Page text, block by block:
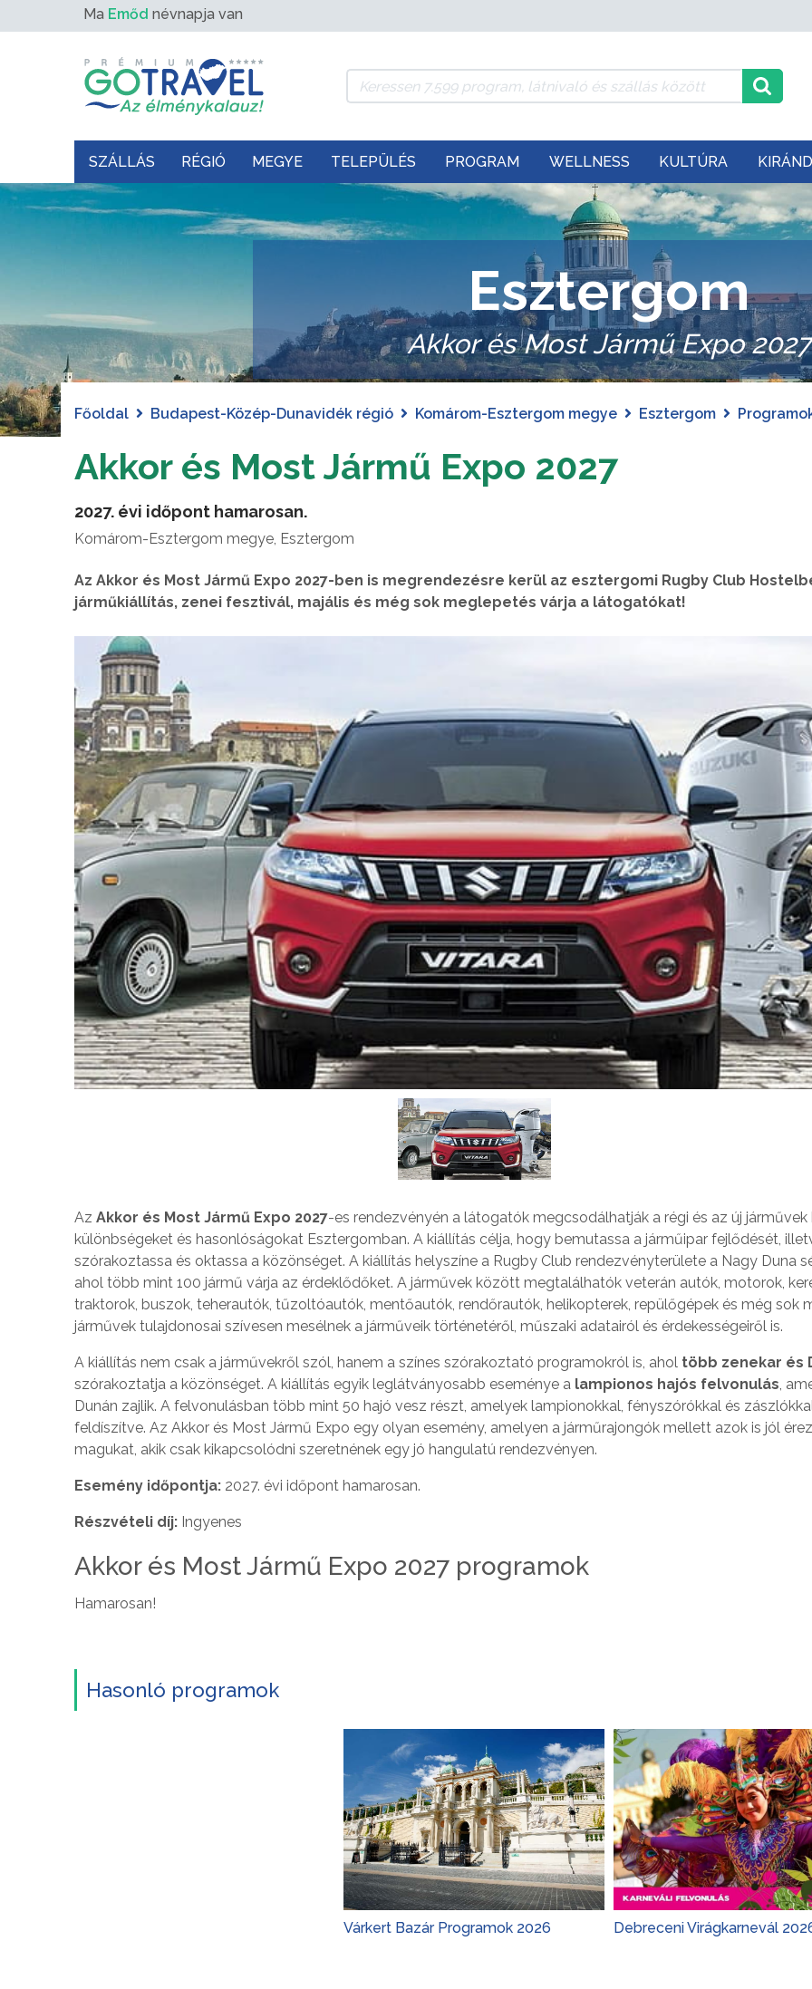
Ma Emőd névnapja van
SZÁLLÁS RÉGIÓ MEGYE TELEPÜLÉS PROGRAM WELLNESS KULTÚRA
Esztergom
Akkor és Most Jármű Expo 2027
Főoldal Budapest-Közép-Dunavidék régió Komárom-Esztergom megye Esztergom
Akkor és Most Jármű Expo 2027
2027. évi időpont hamarosan.
Komárom-Esztergom megye, Esztergom
Az Akkor és Most Jármű Expo 2027-ben is megrendezésre kerül az esztergomi Rugby Club
járműkiállítás, zenei fesztivál, majális és még sok meglepetés várja a látogatókat!
Az Akkor és Most Jármű Expo 2027-es rendezvényén a látogatók megcsodálhatják a régi és az új
különbségeket és hasonlóságokat Esztergomban. A kiállítás célja, hogy bemutassa a járműipar fejlődését,
szórakoztassa és oktassa a közönséget. A kiállítás helyszíne a Rugby Club rendezvényterülete a Nagy Duna
ahol több mint 100 jármű várja az érdeklődőket. A járművek között megtalálhatók veterán autók, motorok,
traktorok, buszok, teherautók, tűzoltóautók, mentőautók, rendőrautók, helikopterek, repülőgépek és még sok
járművek tulajdonosai szívesen mesélnek a járműveik történetéről, műszaki adatairól és érdekességeiről is.
A kiállítás nem csak a járművekről szól, hanem a színes szórakoztató programokról is, ahol több zenekar és
szórakoztatja a közönséget. A kiállítás egyik leglátványosabb eseménye a lampionos hajós felvonulás,
Dunán zajlik. A felvonulásban több mint 50 hajó vesz részt, amelyek lampionokkal, fényszórókkal és
feldíszítve. Az Akkor és Most Jármű Expo egy olyan esemény, amelyen a járműrajongók mellett azok is jól
magukat, akik csak kikapcsolódni szeretnének egy jó hangulatú rendezvényen.
Esemény időpontja: 2027. évi időpont hamarosan.
Részvételi díj: Ingyenes
Akkor és Most Jármű Expo 2027 programok
Hamarosan!
Hasonló programok
Várkert Bazár Programok 2026 Debreceni Virágkarnevál